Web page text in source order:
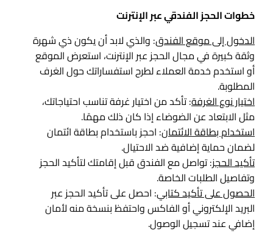
خطوات الحجز الفندقي عبر الإنترنت
الدخول إلى موقع الفندق: والذي لابد أن يكون ذي شهرة
وثقة كبيرة في مجال الحجز عبر الإنترنت، استعرض الموقع
أو استخدم خدمة العملاء لطرح استفساراتك حول الغرف
المطلوبة.
اختيار نوع الغرفة: تأكد من اختيار غرفة تناسب احتياجاتك،
مثل الابتعاد عن الضوضاء إذا كان ذلك مهمًا.
استخدام بطاقة الائتمان: احجز باستخدام بطاقة ائتمان
لضمان حماية إضافية ضد الاحتيال.
تأكيد الحجز: تواصل مع الفندق قبل إقامتك لتأكيد الحجز
وتفاصيل الطلبات الخاصة.
الحصول على تأكيد كتابي: احصل على تأكيد الحجز عبر
البريد الإلكتروني أو الفاكس واحتفظ بنسخة منه لأمان
إضافي عند تسجيل الوصول.